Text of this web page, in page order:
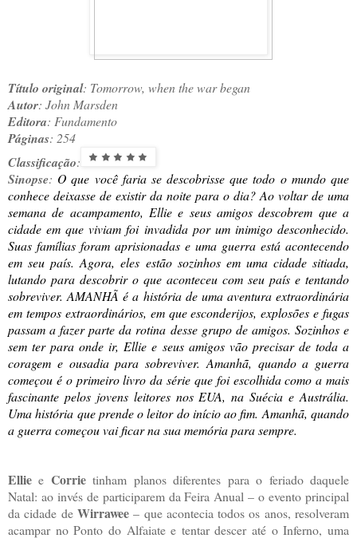
Título original: Tomorrow, when the war began
Autor: John Marsden
Editora: Fundamento
Páginas: 254
Classificação:
Sinopse: O que você faria se descobrisse que todo o mundo que
conhece deixasse de existir da noite para o dia? Ao voltar de uma
semana de acampamento, Ellie e seus amigos descobrem que a
cidade em que viviam foi invadida por um inimigo desconhecido.
Suas famílias foram aprisionadas e uma guerra está acontecendo
em seu país. Agora, eles estão sozinhos em uma cidade sitiada,
lutando para descobrir o que aconteceu com seu país e tentando
sobreviver. AMANHÃ é a história de uma aventura extraordinária
em tempos extraordinários, em que esconderijos, explosões e fugas
passam a fazer parte da rotina desse grupo de amigos. Sozinhos e
sem ter para onde ir, Ellie e seus amigos vão precisar de toda a
coragem e ousadia para sobreviver. Amanhã, quando a guerra
começou é o primeiro livro da série que foi escolhida como a mais
fascinante pelos jovens leitores nos EUA, na Suécia e Austrália.
Uma história que prende o leitor do início ao fim. Amanhã, quando
a guerra começou vai ficar na sua memória para sempre.
Ellie e Corrietinham planos diferentes para o feriado daquele
Natal: ao invés de participarem da Feira Anual – o evento principal
da cidade de Wirrawee– que acontecia todos os anos, resolveram
acampar no Ponto do Alfaiate e tentar descer até o Inferno, uma